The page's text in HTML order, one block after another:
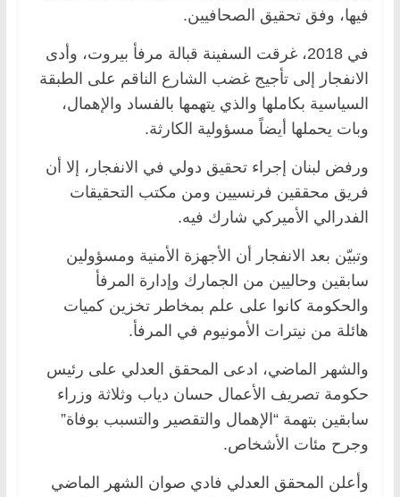
فيها، وفق تحقيق الصحافيين.
في 2018، غرقت السفينة قبالة مرفأ بيروت، وأدى
الانفجار إلى تأجيج غضب الشارع الناقم على الطبقة
السياسية بكاملها والذي يتهمها بالفساد والإهمال،
وبات يحملها أيضاً مسؤولية الكارثة.
ورفض لبنان إجراء تحقيق دولي في الانفجار، إلا أن
فريق محققين فرنسيين ومن مكتب التحقيقات
الفدرالي الأميركي شارك فيه.
وتبيّن بعد الانفجار أن الأجهزة الأمنية ومسؤولين
سابقين وحاليين من الجمارك وإدارة المرفأ
والحكومة كانوا على علم بمخاطر تخزين كميات
هائلة من نيترات الأمونيوم في المرفأ.
والشهر الماضي، ادعى المحقق العدلي على رئيس
حكومة تصريف الأعمال حسان دياب وثلاثة وزراء
سابقين بتهمة “الإهمال والتقصير والتسبب بوفاة”
وجرح مئات الأشخاص.
وأعلن المحقق العدلي فادي صوان الشهر الماضي